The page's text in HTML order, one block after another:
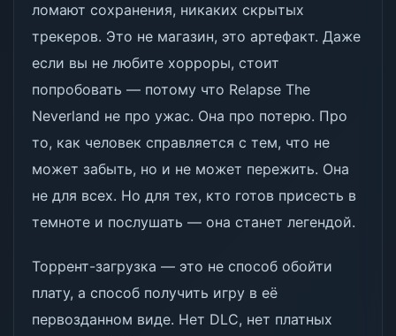
ломают сохранения, никаких скрытых
трекеров. Это не магазин, это артефакт. Даже
если вы не любите хорроры, стоит
попробовать — потому что Relapse The
Neverland не про ужас. Она про потерю. Про
то, как человек справляется с тем, что не
может забыть, но и не может пережить. Она
не для всех. Но для тех, кто готов присесть в
темноте и послушать — она станет легендой.
Торрент-загрузка — это не способ обойти
плату, а способ получить игру в её
первозданном виде. Нет DLC, нет платных